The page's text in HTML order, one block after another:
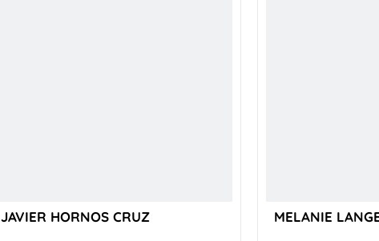
JAVIER HORNOS CRUZ MELANIE